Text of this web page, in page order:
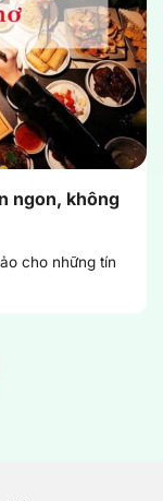
ngon, không
cho những tín